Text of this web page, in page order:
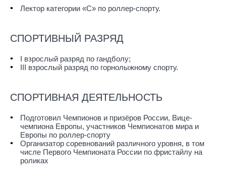
Лектор категории «С» по роллер-спорту.
СПОРТИВНЫЙ РАЗРЯД
I взрослый разряд по гандболу;
III взрослый разряд по горнолыжному спорту.
СПОРТИВНАЯ ДЕЯТЕЛЬНОСТЬ
Подготовил Чемпионов и призёров России, Вице-
чемпиона Европы, участников Чемпионатов мира и
Европы по роллер-спорту
Организатор соревнований различного уровня, в том
числе Первого Чемпионата России по фристайлу на
роликах